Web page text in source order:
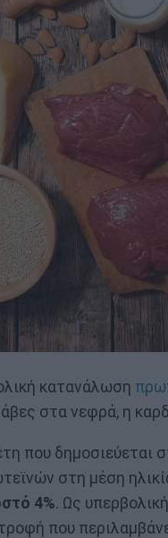
κατανάλωση
στα νεφρά, η
που δημοσιεύεται
στη μέση
4%. Ως
που